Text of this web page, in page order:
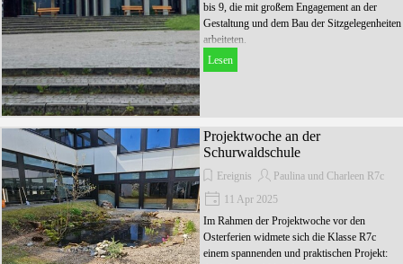
bis 9, die mit großem Engagement an der
Gestaltung und dem Bau der Sitzgelegenheiten
arbeiteten.
Lesen
Projektwoche an der
Schurwaldschule
Ereignis
Paulina und Charleen R7c
11 Apr 2025
Im Rahmen der Projektwoche vor den
Osterferien widmete sich die Klasse R7c
einem spannenden und praktischen Projekt: